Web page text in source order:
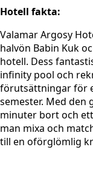
Hotell fakta:
Valamar Argosy
halvön Babin Kuk
hotell. Dess
infinity pool och
förutsättningar för
semester. Med den
minuter bort och
man mixa och
till en oförglömlig